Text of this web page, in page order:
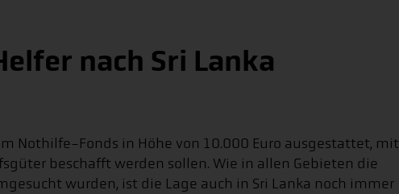
nach Sri Lanka
Nothilfe-Fonds in Höhe von 10.000 Euro ausgestattet, mit
beschafft werden sollen. Wie in allen Gebieten die
wurden, ist die Lage auch in Sri Lanka noch immer